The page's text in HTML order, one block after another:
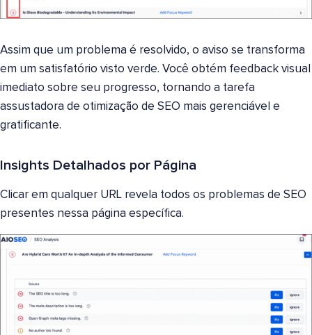
Assim que um problema é resolvido, o aviso se transforma
em um satisfatório visto verde. Você obtém feedback visual
imediato sobre seu progresso, tornando a tarefa
assustadora de otimização de SEO mais gerenciável e
gratificante.
Insights Detalhados por Página
Clicar em qualquer URL revela todos os problemas de SEO
presentes nessa página específica.